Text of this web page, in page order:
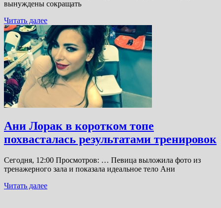
вынуждены сокращать
Читать далее
Ани Лорак в коротком топе
похвасталась результатами тренировок
Сегодня, 12:00 Просмотров: … Певица выложила фото из
тренажерного зала и показала идеальное тело Ани
Читать далее